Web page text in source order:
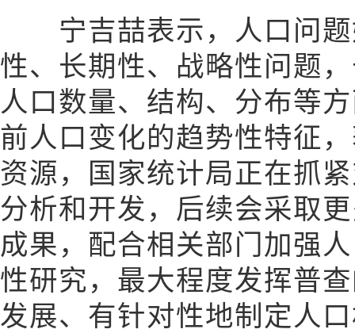
宁吉喆表示，人口问题
性、长期性、战略性问题
人口数量、结构、分布等
前人口变化的趋势性特征
资源，国家统计局正在抓
分析和开发，后续会采取
成果，配合相关部门加强
性研究，最大程度发挥普
发展、有针对性地制定人